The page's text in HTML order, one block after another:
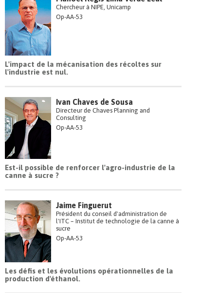
Chercheur à NIPE, Unicamp
Op-AA-53
L'impact de la mécanisation des récoltes sur
l'industrie est nul.
Ivan Chaves de Sousa
Directeur de Chaves Planning and
Consulting
Op-AA-53
Est-il possible de renforcer l'agro-industrie de la
canne à sucre ?
Jaime Finguerut
Président du conseil d'administration de
l'ITC – Institut de technologie de la canne à
sucre
Op-AA-53
Les défis et les évolutions opérationnelles de la
production d'éthanol.